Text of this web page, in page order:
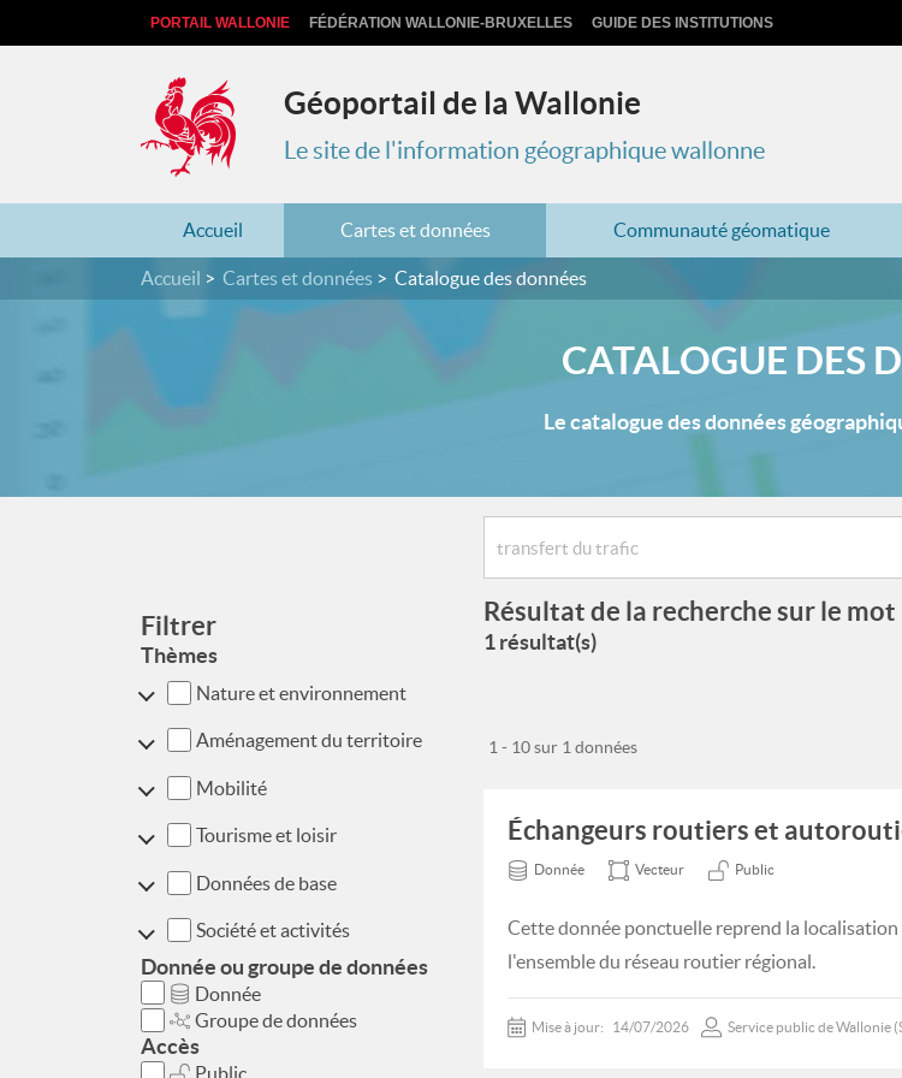
PORTAIL WALLONIE FÉDÉRATION WALLONIE-BRUXELLES GUIDE DES INSTITUTIONS
Géoportail de la Wallonie
Le site de l'information géographique wallonne
Accueil Cartes et données Communauté géomatique
Accueil Cartes et données Catalogue des données
CATALOGUE DES
Le catalogue des données
Filtrer
Thèmes
Nature et environnement
Aménagement du territoire
Mobilité
Tourisme et loisir
Données de base
Société et activités
Donnée ou groupe de données
Donnée
Groupe de données
Accès
Public
Résultat de la recherche sur le
1 résultat(s)
1 - 10 sur 1 données
Échangeurs routiers et
Donnée Vecteur Public
Cette donnée ponctuelle reprend la
l'ensemble du réseau routier régional.
Mise à jour: 14/07/2026 Service public de Wallonie